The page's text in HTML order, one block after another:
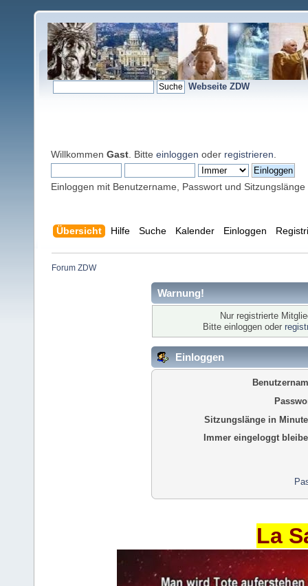
Webseite ZDW
Willkommen Gast . Bitte einloggen oder registrieren
Einloggen mit Benutzername, Passwort und Sitzungslänge
Übersicht Hilfe Suche Kalender Einloggen
Forum ZDW
Warnung!
Nur registrierte
Bitte einloggen oder
Einloggen
Sitzungslänge in
Immer eingeloggt
La